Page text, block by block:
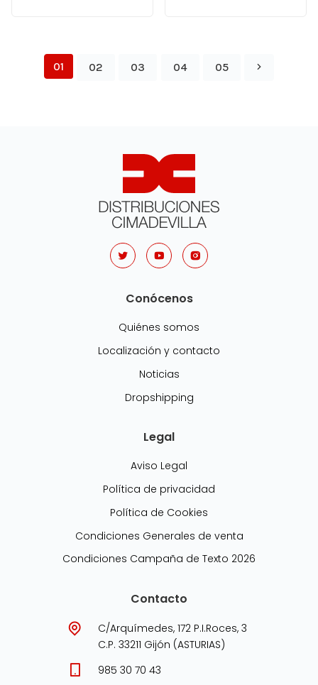
01 02 03 04 05
Conócenos
Quiénes somos
Localización y contacto
Noticias
Dropshipping
Legal
Aviso Legal
Política de privacidad
Política de Cookies
Condiciones Generales de venta
Condiciones Campaña de Texto 2026
Contacto
C/Arquímedes, 172 P.I.Roces, 3
C.P. 33211 Gijón (ASTURIAS)
985 30 70 43